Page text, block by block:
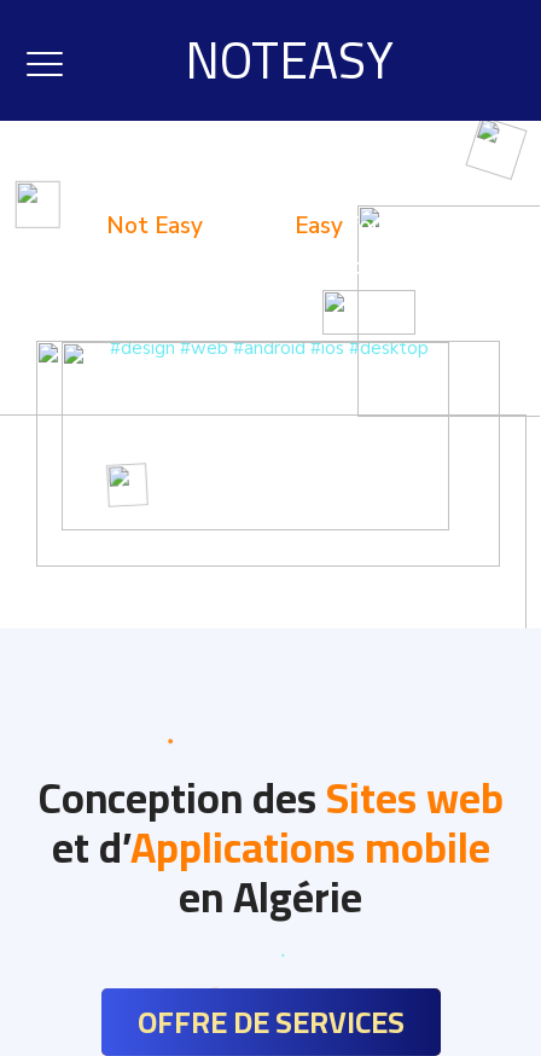
NOTEASY
Not Easyfor you, Easyfor us ...
La transformation digitale commence ici
#design #web #android #ios #desktop
Conception desSites web
et d’Applications mobile
en Algérie
OFFRE DE SERVICES